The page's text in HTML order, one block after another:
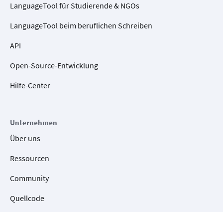
LanguageTool für Studierende & NGOs
LanguageTool beim beruflichen Schreiben
API
Open-Source-Entwicklung
Hilfe-Center
Unternehmen
Über uns
Ressourcen
Community
Quellcode